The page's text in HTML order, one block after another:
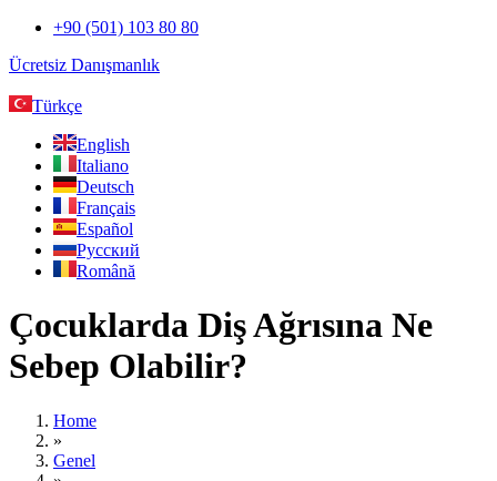
+90 (501) 103 80 80
Ücretsiz Danışmanlık
Türkçe
English
Italiano
Deutsch
Français
Español
Русский
Română
Çocuklarda Diş Ağrısına Ne
Sebep Olabilir?
Home
»
Genel